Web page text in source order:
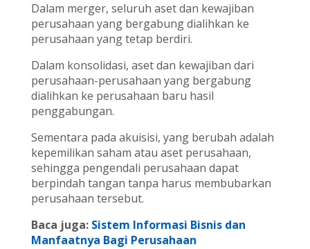
Dalam merger, seluruh aset dan kewajiban
perusahaan yang bergabung dialihkan ke
perusahaan yang tetap berdiri.
Dalam konsolidasi, aset dan kewajiban dari
perusahaan-perusahaan yang bergabung
dialihkan ke perusahaan baru hasil
penggabungan.
Sementara pada akuisisi, yang berubah adalah
kepemilikan saham atau aset perusahaan,
sehingga pengendali perusahaan dapat
berpindah tangan tanpa harus membubarkan
perusahaan tersebut.
Baca juga: Sistem Informasi Bisnis dan
Manfaatnya Bagi Perusahaan